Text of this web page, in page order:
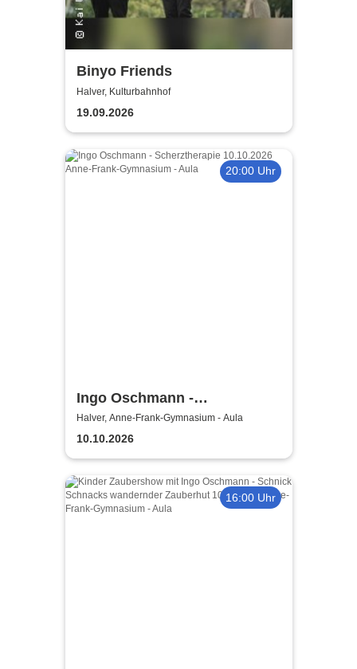
Binyo Friends
Halver, Kulturbahnhof
19.09.2026
20:00 Uhr
Ingo Oschmann -
Scherztherapie
Halver, Anne-Frank-Gymnasium - Aula
10.10.2026
16:00 Uhr